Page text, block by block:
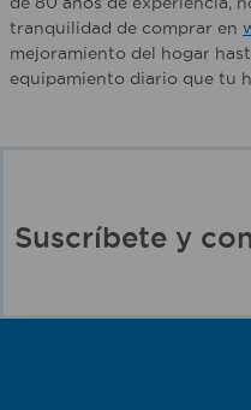
tranquilidad de comprar en
mejoramiento del hogar
equipamiento diario que tu
Suscríbete y